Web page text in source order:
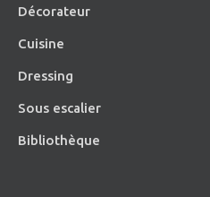
Décorateur
Cuisine
Dressing
Sous escalier
Bibliothèque